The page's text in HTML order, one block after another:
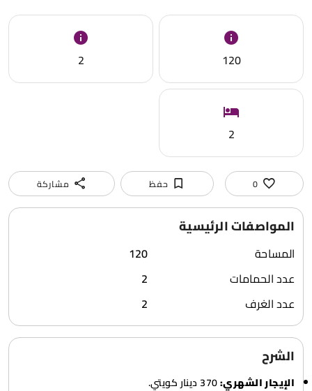
120
2
2
0 حفظ مشاركة
المواصفات الرئيسية
المساحة
120
عدد الحمامات
2
عدد الغرف
2
الشرح
الإيجار الشهري: